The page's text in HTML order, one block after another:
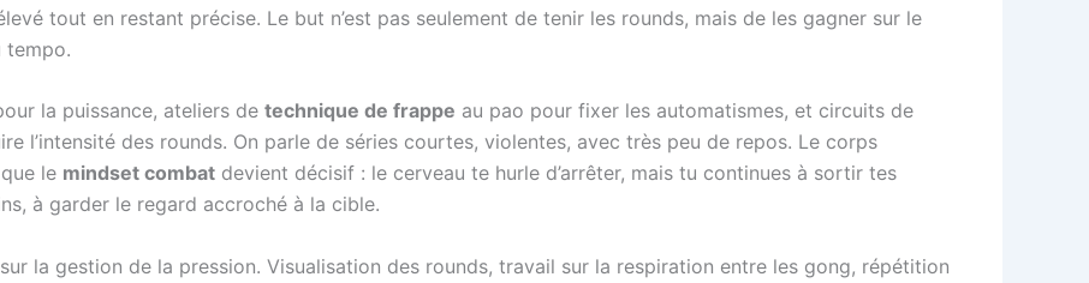
tout en restant précise. Le but n’est pas seulement de tenir les rounds, mais de les gagner sur le
tempo.
la puissance, ateliers de technique de frappe au pao pour fixer les automatismes, et circuits de
l’intensité des rounds. On parle de séries courtes, violentes, avec très peu de repos. Le corps
le mindset combat devient décisif : le cerveau te hurle d’arrêter, mais tu continues à sortir tes
à garder le regard accroché à la cible.
la gestion de la pression. Visualisation des rounds, travail sur la respiration entre les gong, répétition